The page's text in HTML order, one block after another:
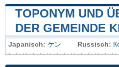
TOPONYM UND
DER GEMEINDE
Japanisch: ケン Russisch: